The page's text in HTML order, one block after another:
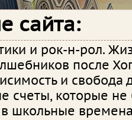
сайта:
и рок-н-рол.
после
и свобода
счеты, которые
школьные